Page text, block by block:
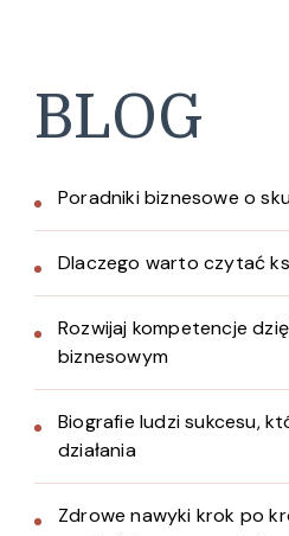
BLOG
Poradniki biznesowe o
Dlaczego warto czytać
Rozwijaj kompetencje
biznesowym
Biografie ludzi sukcesu,
działania
Zdrowe nawyki krok po